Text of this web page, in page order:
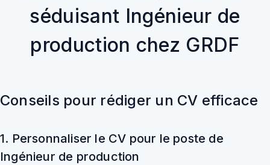
séduisant Ingénieur de
production chez GRDF
Conseils pour rédiger un CV efficace
1. Personnaliser le CV pour le poste de
Ingénieur de production